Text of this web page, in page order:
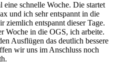
schnelle Woche. Die startet
und ich sehr entspannt in die
ziemlich entspannt dieser Tage.
Woche in die OGS, ich arbeite.
Ausflügen das deutlich bessere
wir uns im Anschluss noch